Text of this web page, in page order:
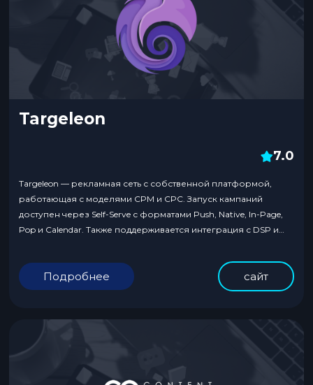
Targeleon
7.0
Targeleon — рекламная сеть с собственной платформой,
работающая с моделями CPM и CPC. Запуск кампаний
доступен через Self-Serve с форматами Push, Native, In-Page,
Pop и Calendar. Также поддерживается интеграция с DSP и
Подробнее сайт